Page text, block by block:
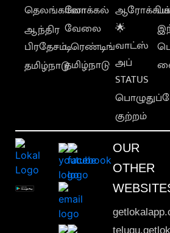
தெலங்கானா
ஆந்திர
பிரதேசம்
தமிழ்நாடு
லோக்கல்
வேலை
டிரெண்டிங்
தமிழ்நாடு
🌟
வாட்ஸ்
அப்
STATUS
குற்றம்
OUR
OTHER